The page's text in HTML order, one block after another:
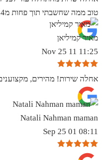
טוב ממה שחשבתי תוך פחות מ24 שעות היה מוכן ממליץ מאוד
מאיר קמיליאן
11:25 11 Nov 25
אחלה שירות! מהירים,
Natali Nahman maman
08:11 01 Sep 25